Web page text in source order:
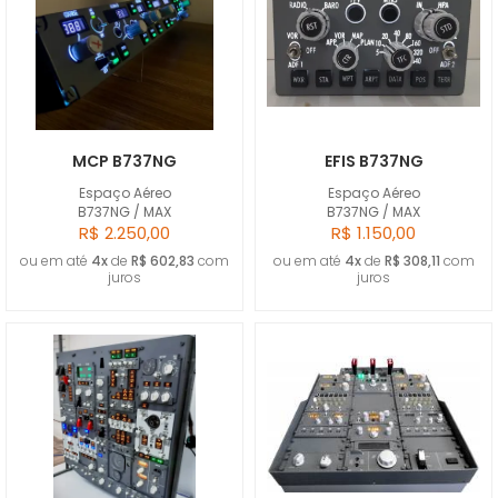
Espaço Aéreo
B737NG / MAX
MCP B737NG
R$ 2.250,00
ou em até 4xde R$ 602,83 com
juros
Espaço Aéreo
B737NG / MAX
EFIS B737NG
R$ 1.150,00
ou em até 4xde R$ 308,11 com
juros